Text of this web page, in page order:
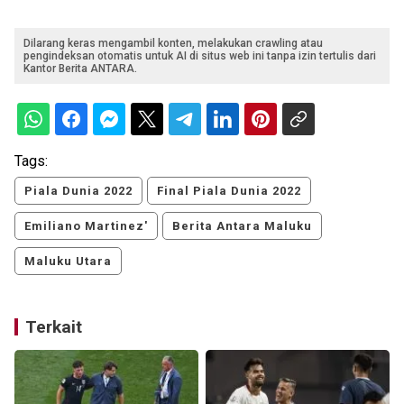
Dilarang keras mengambil konten, melakukan crawling atau
pengindeksan otomatis untuk AI di situs web ini tanpa izin tertulis dari
Kantor Berita ANTARA.
Tags:
Piala Dunia 2022 Final Piala Dunia 2022
Emiliano Martinez' Berita Antara Maluku
Maluku Utara
Terkait